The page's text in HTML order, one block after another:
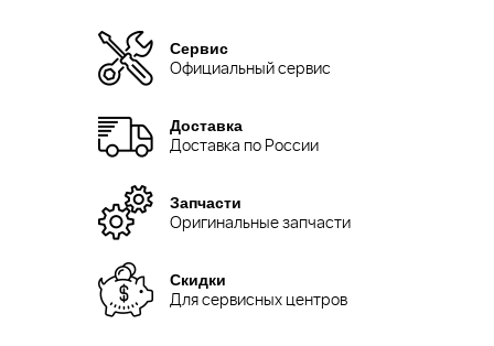
Сервис
Официальный сервис
Доставка
Доставка по России
Запчасти
Оригинальные запчасти
Скидки
Для сервисных центров